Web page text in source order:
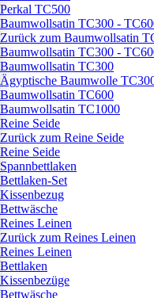
Perkal TC500
Baumwollsatin TC300 -
Zurück zum Baumwollsatin
Baumwollsatin TC300 -
Baumwollsatin TC300
Ägyptische Baumwolle
Baumwollsatin TC600
Baumwollsatin TC1000
Reine Seide
Zurück zum Reine Seide
Reine Seide
Spannbettlaken
Bettlaken-Set
Kissenbezug
Bettwäsche
Reines Leinen
Zurück zum Reines Leinen
Reines Leinen
Bettlaken
Kissenbezüge
Bettwäsche